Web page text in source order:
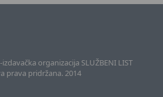
organizacija SLUŽBENI LIST
prava pridržana. 2014